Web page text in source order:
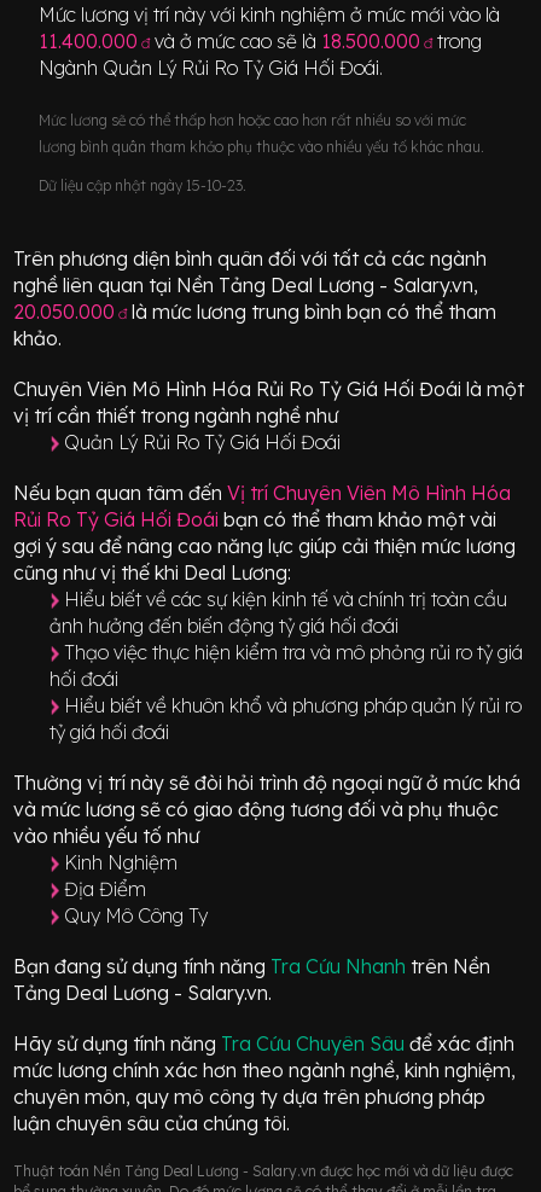
Mức lương vị trí này với kinh nghiệm ở mức mới vào là
11.400.000 đ và ở mức cao sẽ là 18.500.000 đ trong
Ngành Quản Lý Rủi Ro Tỷ Giá Hối Đoái.
Mức lương sẽ có thể thấp hơn hoặc cao hơn rất nhiều so với mức
lương bình quân tham khảo phụ thuộc vào nhiều yếu tố khác nhau.
Dữ liệu cập nhật ngày 15-10-23.
Trên phương diện bình quân đối với tất cả các ngành
nghề liên quan tại Nền Tảng Deal Lương - Salary.vn,
20.050.000 đlà mức lương trung bình bạn có thể tham
khảo.
Chuyên Viên Mô Hình Hóa Rủi Ro Tỷ Giá Hối Đoái là một
vị trícần thiết trong ngành nghề như
Quản Lý Rủi Ro Tỷ Giá Hối Đoái
Nếu bạn quan tâm đến Vị tríChuyên Viên Mô Hình Hóa
Rủi Ro Tỷ Giá Hối Đoái bạn có thể tham khảo một vài
gợi ý sau để nâng cao năng lực giúp cải thiện mức lương
cũng như vị thế khi Deal Lương:
Hiểu biết về các sự kiện kinh tế và chính trị toàn cầu
ảnh hưởng đến biến động tỷ giá hối đoái
Thạo việc thực hiện kiểm tra và mô phỏng rủi ro tỷ giá
hối đoái
Hiểu biết về khuôn khổ và phương pháp quản lý rủi ro
tỷ giá hối đoái
Thường vị trí này sẽ đòi hỏi trình độ ngoại ngữ ở mứckhá
và mức lương sẽ có giao động tương đối và phụ thuộc
vào nhiều yếu tố như
Kinh Nghiệm
Địa Điểm
Quy Mô Công Ty
Bạn đang sử dụng tính năng Tra Cứu Nhanh trên Nền
Tảng Deal Lương - Salary.vn.
Hãy sử dụng tính năng Tra Cứu Chuyên Sâuđể xác định
mức lương chính xác hơn theo ngành nghề, kinh nghiệm,
chuyên môn, quy mô công ty dựa trên phương pháp
luận chuyên sâu của chúng tôi.
Thuật toán Nền Tảng Deal Lương - Salary.vn được học mới và dữ liệu được